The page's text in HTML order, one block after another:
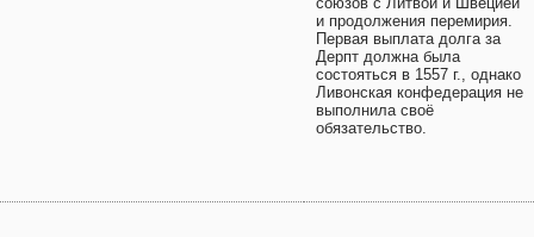
и продолжения перемирия.
Первая выплата долга за
Дерпт должна была
состояться в 1557 г., однако
Ливонская конфедерация не
выполнила своё
обязательство.